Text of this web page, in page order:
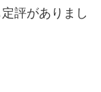
評がありまし